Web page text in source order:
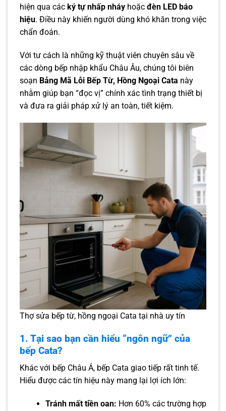
hiện qua các ký tự nhấp nháy hoặc đèn LED báo
hiệu. Điều này khiến người dùng khó khăn trong việc
chẩn đoán.
Với tư cách là những kỹ thuật viên chuyên sâu về
các dòng bếp nhập khẩu Châu Âu, chúng tôi biên
soạn Bảng Mã Lỗi Bếp Từ, Hồng Ngoại Cata này
nhằm giúp bạn “đọc vị” chính xác tình trạng thiết bị
và đưa ra giải pháp xử lý an toàn, tiết kiệm.
Thợ sửa bếp từ, hồng ngoại Cata tại nhà uy tín
1. Tại sao bạn cần hiểu “ngôn ngữ” của
bếp Cata?
Khác với bếp Châu Á, bếp Cata giao tiếp rất tinh tế.
Hiểu được các tín hiệu này mang lại lợi ích lớn:
Tránh mất tiền oan: Hơn 60% các trường hợp